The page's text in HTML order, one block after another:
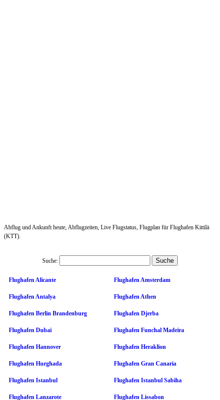
Abflug und Ankunft heute, Abflugzeiten, Live Flugstatus, Flugplan für Flughafen Kittilä
(KTT).
Suche:
Flughafen Alicante Flughafen Amsterdam
Flughafen Antalya Flughafen Athen
Flughafen Berlin Brandenburg Flughafen Djerba
Flughafen Dubai Flughafen Funchal Madeira
Flughafen Hannover Flughafen Heraklion
Flughafen Hurghada Flughafen Gran Canaria
Flughafen Istanbul Flughafen Istanbul Sabiha
Flughafen Lanzarote Flughafen Lissabon